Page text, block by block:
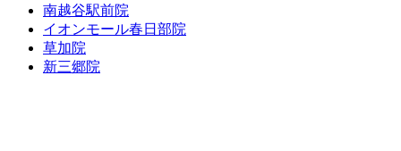
南越谷駅前院
イオンモール春日部院
草加院
新三郷院